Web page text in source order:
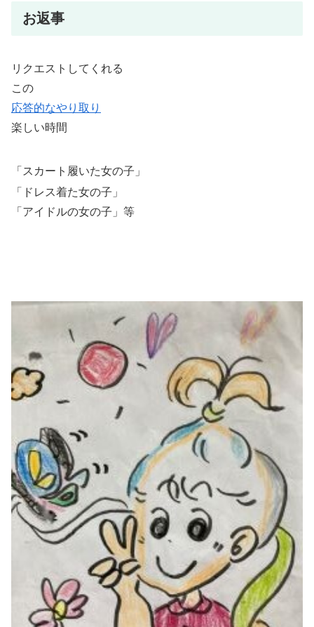
お返事
リクエストしてくれる
この
応答的なやり取り
楽しい時間
「スカート履いた女の子」
「ドレス着た女の子」
「アイドルの女の子」等